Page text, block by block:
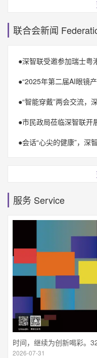
联合会新闻
●深智联受邀参加瑞士粤港澳大
●“2025年第二届AI眼镜产业共创
●“智能穿戴”两会交流，
●市民政局莅临深智联开展“银
●会话“心尖的健康”，深智联
服务 Service
时间，继续为创新喝彩。32届深圳手表周暨2027穿戴创新展敲定档期